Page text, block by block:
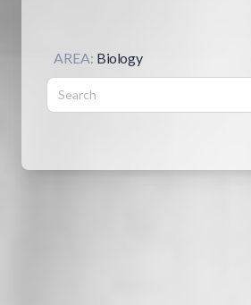
AREA: Biology